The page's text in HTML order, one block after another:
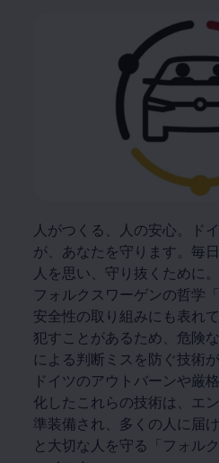
人がつくる、人の安心。ド
が、あなたを守ります。毎
人を思い、守り抜くために。
フォルクスワーゲンの哲学
安全性の取り組みにも表れ
犯すことがあるため、危険
による判断ミスを防ぐ技術
ドイツのアウトバーンや厳
化したこれらの技術は、エ
準装備され、多くの人に届
と大切な人を守る「フォル